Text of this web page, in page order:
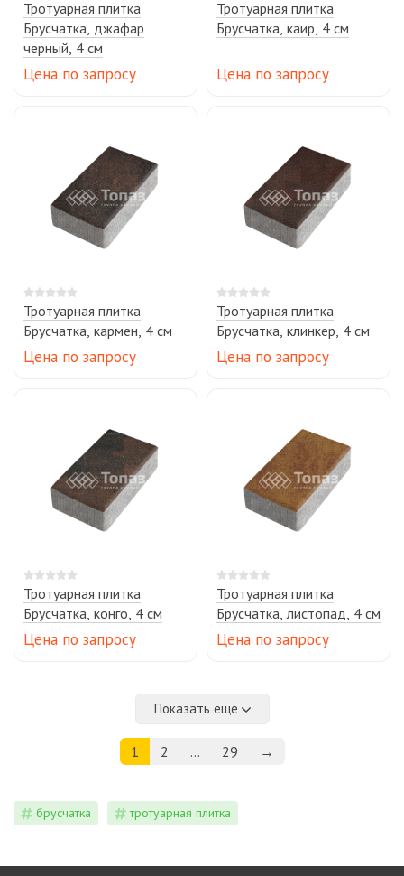
Тротуарная плитка
Брусчатка, джафар
черный, 4 см
Цена по запросу
Тротуарная плитка
Брусчатка, каир, 4 см
Цена по запросу
Тротуарная плитка
Брусчатка, кармен, 4 см
Цена по запросу
Тротуарная плитка
Брусчатка, клинкер, 4 см
Цена по запросу
Тротуарная плитка
Брусчатка, конго, 4 см
Цена по запросу
Тротуарная плитка
Брусчатка, листопад, 4 см
Цена по запросу
Показать еще
1 2 ... 29 →
брусчатка тротуарная плитка